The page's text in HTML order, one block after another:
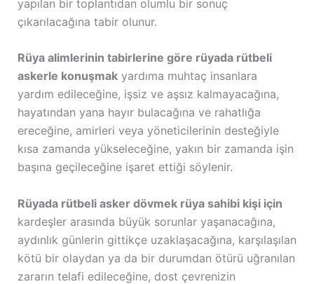
yapılan bir toplantıdan olumlu bir sonuç
çıkarılacağına tabir olunur.
Rüya alimlerinin tabirlerine göre rüyada rütbeli
askerle konuşmakyardıma muhtaç insanlara
yardım edileceğine, işsiz ve aşsız kalmayacağına,
hayatından yana hayır bulacağına ve rahatlığa
ereceğine, amirleri veya yöneticilerinin desteğiyle
kısa zamanda yükseleceğine, yakın bir zamanda işin
başına geçileceğine işaret ettiği söylenir.
Rüyada rütbeli asker dövmek rüya sahibi kişi için
kardeşler arasında büyük sorunlar yaşanacağına,
aydınlık günlerin gittikçe uzaklaşacağına, karşılaşılan
kötü bir olaydan ya da bir durumdan ötürü uğranılan
zararın telafi edileceğine, dost çevrenizin